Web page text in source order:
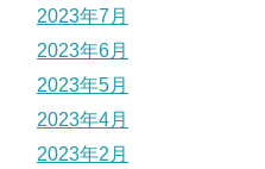
2023年7月
2023年6月
2023年5月
2023年4月
2023年2月